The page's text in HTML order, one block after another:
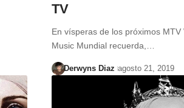
TV
En vísperas de los próximos MTV
Music Mundial recuerda,…
Derwyns Diaz agosto 21, 2019